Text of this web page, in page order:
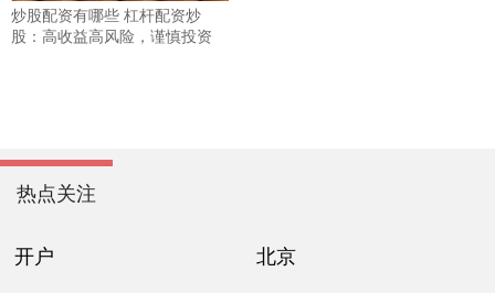
炒股配资有哪些 杠杆配资炒
股：高收益高风险，谨慎投资
热点关注
开户 北京